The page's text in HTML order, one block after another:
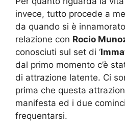
invece, tutto procede a
da quando si è
relazione con Rocio
conosciuti sul set di ‘
dal primo momento c’è
di attrazione latente. Ci
prima che questa
manifesta ed i due
frequentarsi.